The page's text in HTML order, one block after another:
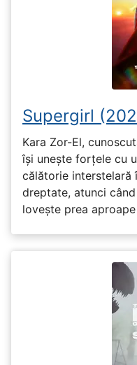
Supergirl
Kara Zor-El,
își unește forțele cu
călătorie interstelară
dreptate, atunci
lovește prea